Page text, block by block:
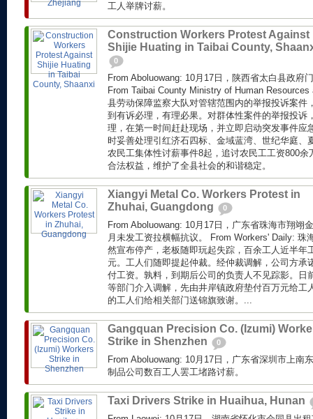
工人举牌讨薪。
Construction Workers Protest Against
Shijie Huating in Taibai County,
0
From Aboluowang: 10月17日，陕西省太白县政府
From Taibai County Ministry of Human
县劳动保障监察大队对管辖范围内的举报投诉案件
到有诉必理，有理必果。对群体性案件的举报投诉
理，在第一时间赶赴现场，并立即启动突发事件应
时妥善处理引红济石四标、金域蓝湾、世纪华庭、
农民工集体性讨薪事件8起，追讨农民工工资800
合法权益，维护了全县社会的和谐稳定。
Xiangyi Metal Co. Workers Protest in
Zhuhai, Guangdong
0
From Aboluowang: 10月17日，广东省珠海市翔翊
月未发工资拉横幅抗议。 From Workers' Daily: 珠
然宣布停产，老板随即玩起失踪，百余工人近半年
元。工人们随即提起仲裁。经仲裁调解，公司方承
付工资。孰料，到期后公司的负责人不见踪影。日
等部门介入调解，先由井岸镇政府垫付百万元给工
的工人们给相关部门送锦旗致谢。...
Gangquan Precision Co. (Izumi)
Strike in Shenzhen
0
From Aboluowang: 10月17日，广东省深圳市上南
制品公司数百工人罢工堵路讨薪。
Taxi Drivers Strike in Huaihua, Hunan